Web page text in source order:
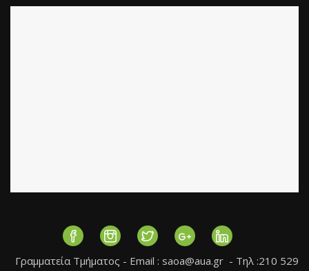
Γραμματεία Τμήματος - Εmail : saoa@aua.gr - Τηλ :210 529